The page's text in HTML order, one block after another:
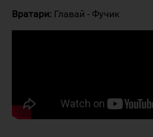
Вратари: Главай - Фучик